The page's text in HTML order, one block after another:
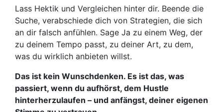
Lass Hektik und Vergleichen hinter dir. Beende die
Suche, verabschiede dich von Strategien, die sich
an dir falsch anfühlen. Sage Ja zu einem Weg, der
zu deinem Tempo passt, zu deiner Art, zu dem,
was du wirklich anbieten willst.
Das ist kein Wunschdenken. Es ist das, was
passiert, wenn du aufhörst, dem Hustle
hinterherzulaufen – und anfängst, deiner eigenen